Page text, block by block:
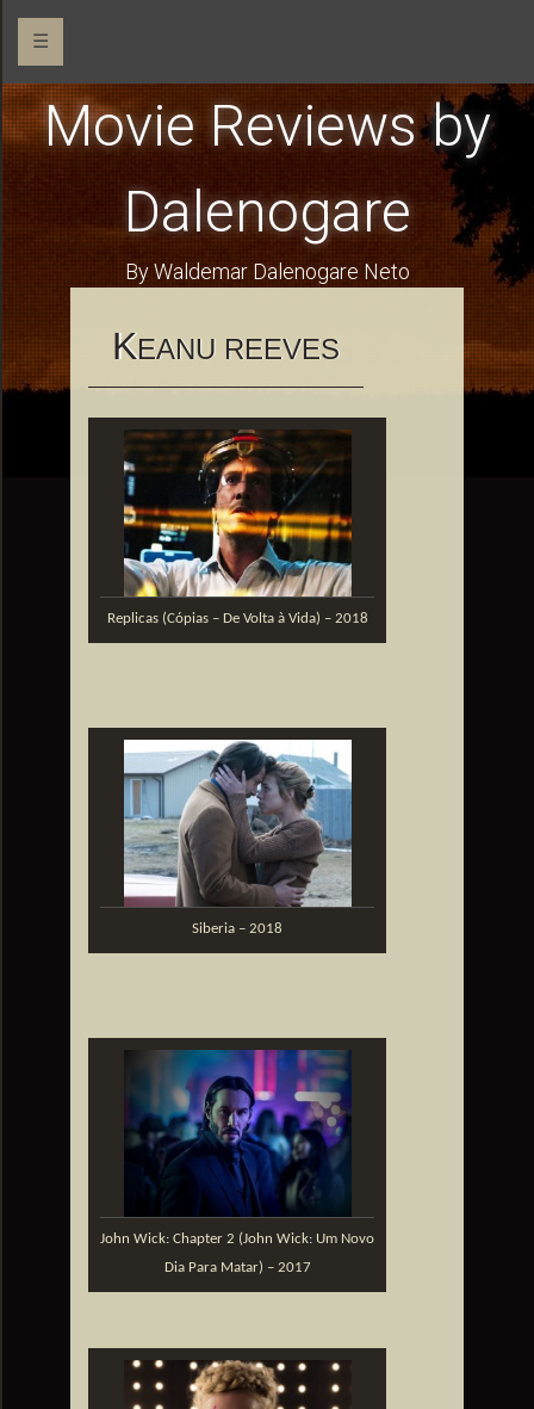
☰
Movie Reviews by
Dalenogare
By Waldemar Dalenogare Neto
KEANU REEVES
Replicas (Cópias – De Volta à Vida) – 2018
Siberia – 2018
John Wick: Chapter 2 (John Wick: Um Novo
Dia Para Matar) – 2017